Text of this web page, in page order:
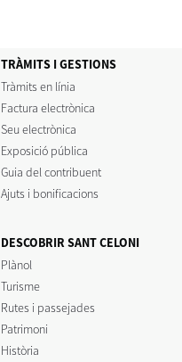
TRÀMITS I GESTIONS
Tràmits en línia
Factura electrònica
Seu electrònica
Exposició pública
Guia del contribuent
Ajuts i bonificacions
DESCOBRIR SANT CELONI
Plànol
Turisme
Rutes i passejades
Patrimoni
Història